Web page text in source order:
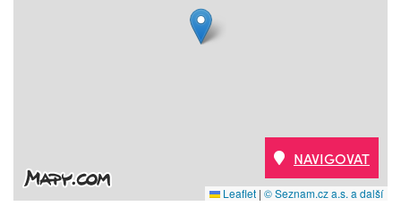
Leaflet | © Seznam.cz a.s. a další
NAVIGOVAT